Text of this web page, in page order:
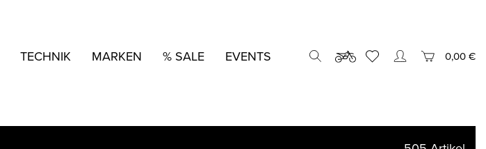
TECHNIK MARKEN % SALE EVENTS 0,00 €